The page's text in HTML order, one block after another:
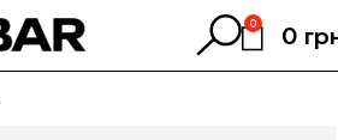
0 0